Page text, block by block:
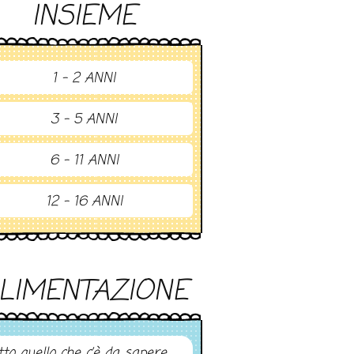
INSIEME
1 - 2 ANNI
3 - 5 ANNI
6 - 11 ANNI
12 - 16 ANNI